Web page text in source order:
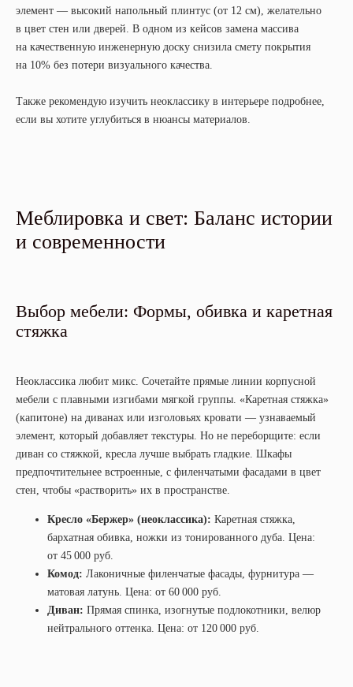
элемент — высокий напольный плинтус (от 12 см), желательно
в цвет стен или дверей. В одном из кейсов замена массива
на качественную инженерную доску снизила смету покрытия
на 10% без потери визуального качества.
Также рекомендую изучить неоклассику в интерьере подробнее,
если вы хотите углубиться в нюансы материалов.
Меблировка и свет: Баланс истории
и современности
Выбор мебели: Формы, обивка и каретная
стяжка
Неоклассика любит микс. Сочетайте прямые линии корпусной
мебели с плавными изгибами мягкой группы. «Каретная стяжка»
(капитоне) на диванах или изголовьях кровати — узнаваемый
элемент, который добавляет текстуры. Но не переборщите: если
диван со стяжкой, кресла лучше выбрать гладкие. Шкафы
предпочтительнее встроенные, с филенчатыми фасадами в цвет
стен, чтобы «растворить» их в пространстве.
Кресло «Бержер» (неоклассика): Каретная стяжка,
бархатная обивка, ножки из тонированного дуба. Цена:
от 45 000 руб.
Комод: Лаконичные филенчатые фасады, фурнитура —
матовая латунь. Цена: от 60 000 руб.
Диван: Прямая спинка, изогнутые подлокотники, велюр
нейтрального оттенка. Цена: от 120 000 руб.